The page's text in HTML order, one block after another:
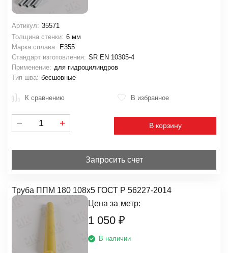
Артикул: 35571
Толщина стенки: 6 мм
Марка сплава: E355
Стандарт изготовления: SR EN 10305-4
Применение: для гидроцилиндров
Тип шва: бесшовные
К сравнению В избранное
В корзину
Запросить счет
Труба ППМ 180 108х5 ГОСТ Р 56227-2014
Цена за метр:
1 050 ₽
В наличии